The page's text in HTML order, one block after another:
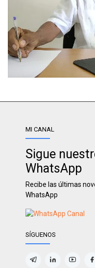
MI CANAL
Sigue
WhatsApp
Recibe las últimas
WhatsApp
SÍGUENOS